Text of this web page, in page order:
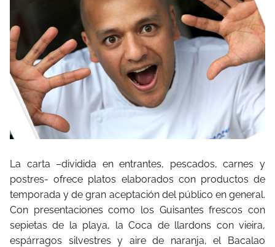
La carta –dividida en entrantes, pescados, carnes y
postres- ofrece platos elaborados con productos de
temporada y de gran aceptación del público en general.
Con presentaciones como los Guisantes frescos con
sepietas de la playa, la Coca de llardons con vieira,
espárragos silvestres y aire de naranja, el Bacalao